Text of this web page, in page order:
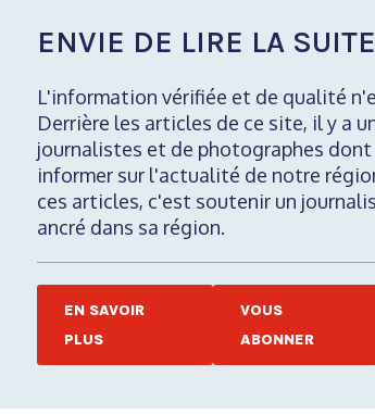
ENVIE DE LIRE LA
L'information vérifiée et de qualité
Derrière les articles de ce site, il y a
journalistes et de photographes
informer sur l'actualité de notre
ces articles, c'est soutenir un
ancré dans sa région.
EN SAVOIR
PLUS
VOUS
ABONNER